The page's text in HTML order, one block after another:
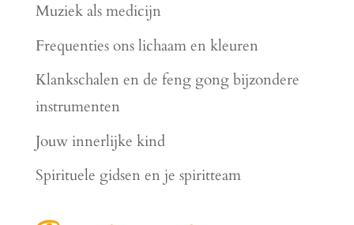
Muziek als medicijn
Frequenties ons lichaam en kleuren
Klankschalen en de feng gong bijzondere
instrumenten
Jouw innerlijke kind
Spirituele gidsen en je spiritteam